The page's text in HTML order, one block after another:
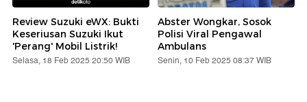
Review Suzuki eWX: Bukti
Keseriusan Suzuki Ikut
'Perang' Mobil Listrik!
Selasa, 18 Feb 2025 20:50 WIB
Abster Wongkar, Sosok
Polisi Viral Pengawal
Ambulans
Senin, 10 Feb 2025 08:37 WIB